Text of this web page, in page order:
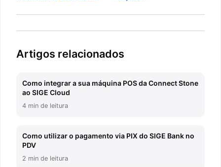
Artigos relacionados
Como integrar a sua máquina POS da Connect Stone
ao SIGE Cloud
4 min de leitura
Como utilizar o pagamento via PIX do SIGE Bank no
PDV
2 min de leitura